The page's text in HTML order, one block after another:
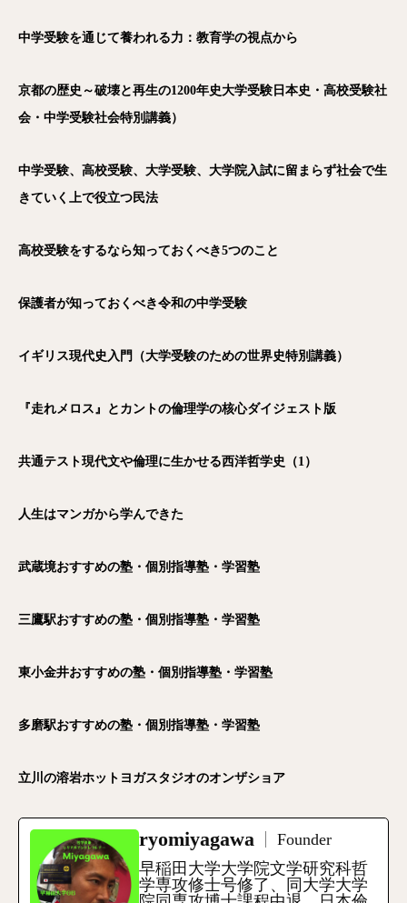
中学受験を通じて養われる力：教育学の視点から
京都の歴史～破壊と再生の1200年史大学受験日本史・高校受験社
会・中学受験社会特別講義）
中学受験、高校受験、大学受験、大学院入試に留まらず社会で生
きていく上で役立つ民法
高校受験をするなら知っておくべき5つのこと
保護者が知っておくべき令和の中学受験
イギリス現代史入門（大学受験のための世界史特別講義）
『走れメロス』とカントの倫理学の核心ダイジェスト版
共通テスト現代文や倫理に生かせる西洋哲学史（1）
人生はマンガから学んできた
武蔵境おすすめの塾・個別指導塾・学習塾
三鷹駅おすすめの塾・個別指導塾・学習塾
東小金井おすすめの塾・個別指導塾・学習塾
多磨駅おすすめの塾・個別指導塾・学習塾
立川の溶岩ホットヨガスタジオのオンザショア
ryomiyagawa
Founder
早稲田大学大学院文学研究科哲
学専攻修士号修了、同大学大学
電話 メール Zoom